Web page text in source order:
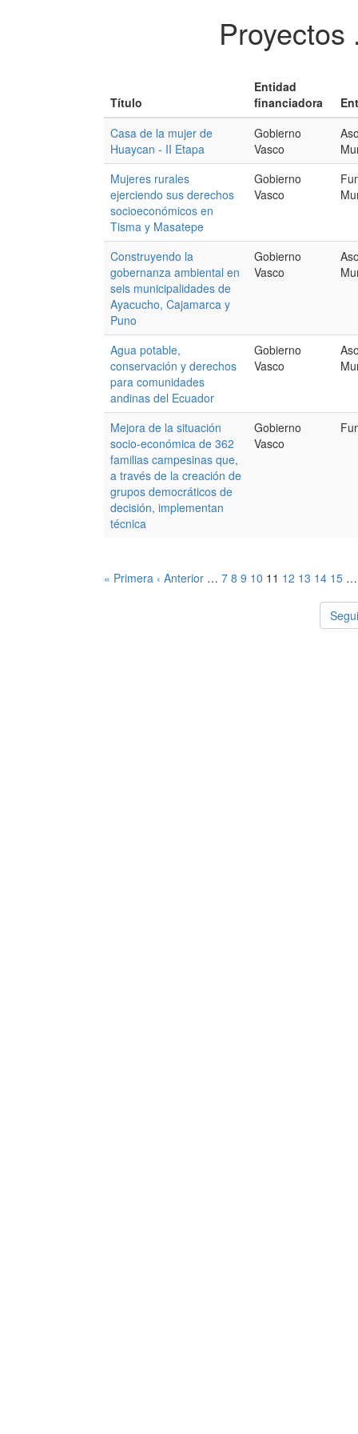
Título
Entidad
financiadora
Casa de la mujer de
Huaycan - II Etapa
Gobierno
Vasco
Mujeres rurales
ejerciendo sus derechos
socioeconómicos en
Tisma y Masatepe
Gobierno
Vasco
Construyendo la
gobernanza ambiental en
seis municipalidades de
Ayacucho, Cajamarca y
Puno
Gobierno
Vasco
Agua potable,
conservación y derechos
para comunidades
andinas del Ecuador
Gobierno
Vasco
Mejora de la situación
socio-económica de 362
familias campesinas que,
a través de la creación de
grupos democráticos de
decisión, implementan
técnica
Gobierno
Vasco
« Primera ‹ Anterior … 7 8 9 10 11 12 13 14 15 …